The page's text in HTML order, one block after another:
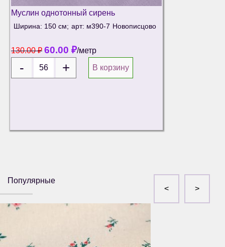
Муслин однотонный сирень
Ширина: 150 см; арт: м390-7 Новописцово
130.00₽ 60.00 ₽/метр
В корзину
Популярные